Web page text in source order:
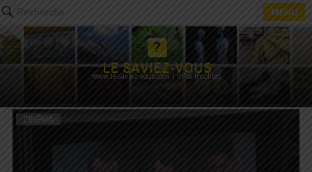
Recherche MENU
www.le-saviez-vous.com | Infos insolites
CINÉMA